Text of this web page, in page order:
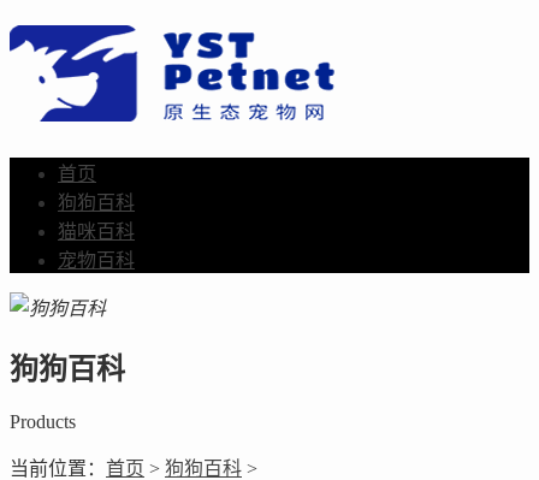
首页
狗狗百科
猫咪百科
宠物百科
狗狗百科
Products
当前位置： 首页 > 狗狗百科 >